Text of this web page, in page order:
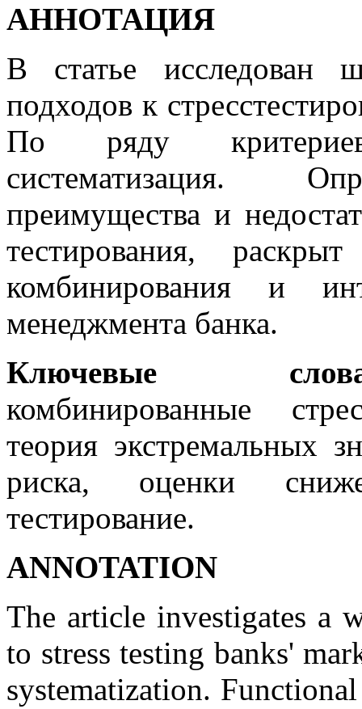
АННОТАЦИЯ
В статье исследован
подходов к
По ряду
систематизация.
преимущества и
тестирования,
комбинирования и
менеджмента банка.
Ключевые
комбинированные
теория экстремальных
риска, оценки
тестирование.
АNNOTATION
The article investigates a
to stress testing banks'
systematization.